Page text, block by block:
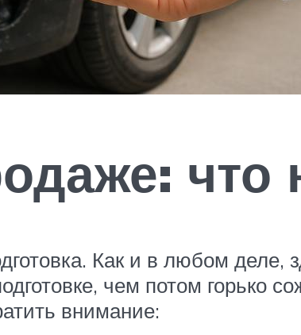
что
Как и в любом деле,
чем потом горько
внимание: